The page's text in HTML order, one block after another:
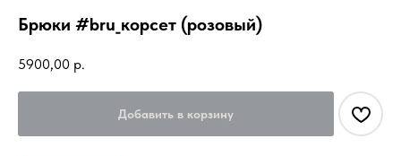
Брюки #bru_корсет (розовый)
5900,00 р.
Добавить в корзину